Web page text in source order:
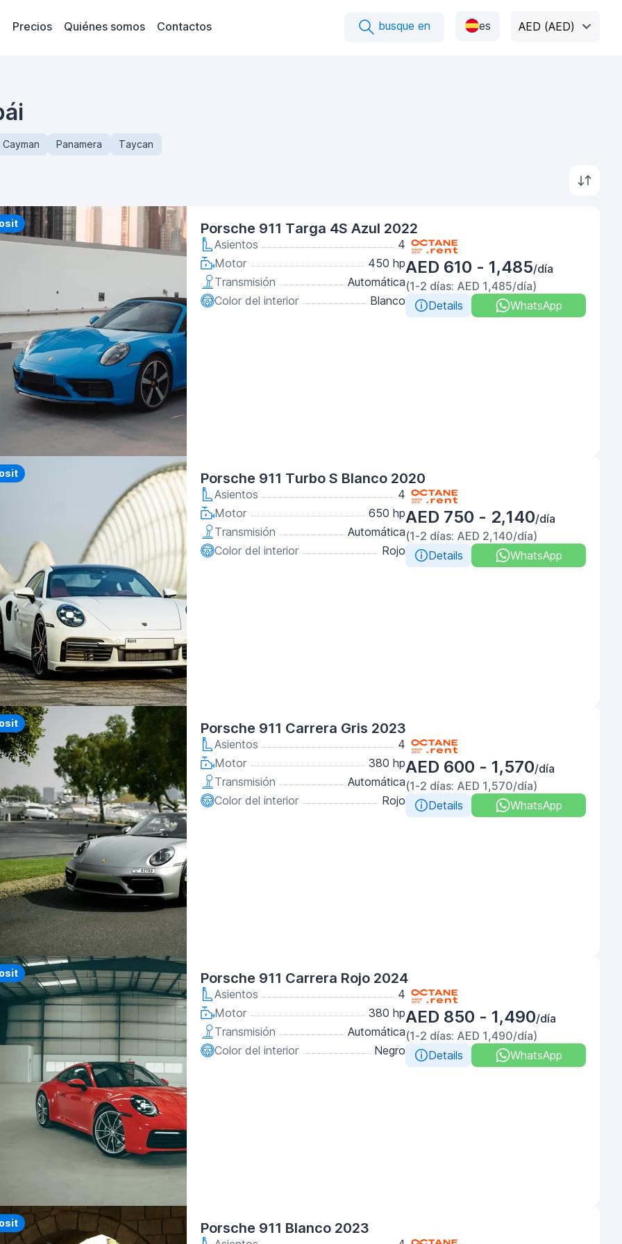
Precios Quiénes somos Contactos busque en es AED (AED)
Cayman Panamera Taycan
Porsche 911 Targa 4S Azul 2022
Asientos
4
Motor
450 hp
Transmisión
Automática
Color del interior
Blanco
AED 610 - 1,485/día
(1-2 días: AED 1,485/día)
Details
WhatsApp
Porsche 911 Turbo S Blanco 2020
Asientos
4
Motor
650 hp
Transmisión
Automática
Color del interior
Rojo
AED 750 - 2,140/día
(1-2 días: AED 2,140/día)
Details
WhatsApp
Porsche 911 Carrera Gris 2023
Asientos
4
Motor
380 hp
Transmisión
Automática
Color del interior
Rojo
AED 600 - 1,570/día
(1-2 días: AED 1,570/día)
Details
WhatsApp
Porsche 911 Carrera Rojo 2024
Asientos
4
Motor
380 hp
Transmisión
Automática
Color del interior
Negro
AED 850 - 1,490/día
(1-2 días: AED 1,490/día)
Details
WhatsApp
Porsche 911 Blanco 2023